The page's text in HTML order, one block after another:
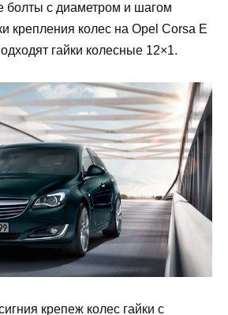
болты с диаметром и шагом
крепления колес на Opel Corsa E
гайки колесные 12×1.
крепеж колес гайки с